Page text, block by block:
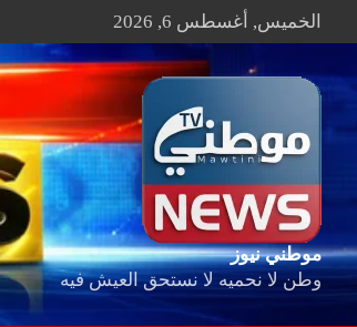
الخميس, أغسطس 6, 2026
موطني نيوز
وطن لا نحميه لا نستحق العيش فيه